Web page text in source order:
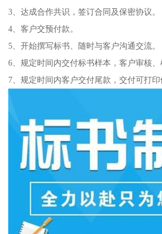
3、达成合作共识，签订合同及保密协议。
4、客户交预付款。
5、开始撰写标书、随时与客户沟通交流。
6、规定时间内交付标书样本，客户审核、
7、规定时间内客户交付尾款，交付可打印